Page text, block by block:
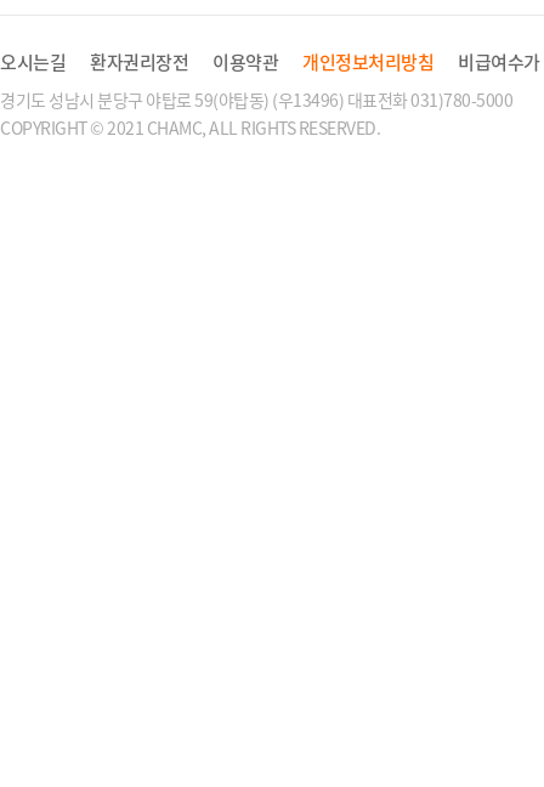
오시는길 환자권리장전 이용약관 개인정보처리방침 비급여수가
경기도 성남시 분당구 야탑로 59(야탑동) (우13496) 대표전화 031)780-5000
COPYRIGHT © 2021 CHAMC, ALL RIGHTS RESERVED.